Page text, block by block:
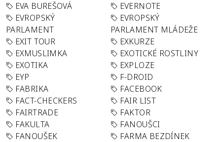
EVA BUREŠOVÁ
EVERNOTE
EVROPSKÝ
PARLAMENT
EVROPSKÝ
PARLAMENT MLÁDEŽE
EXIT TOUR
EXKURZE
EXMUSLIMKA
EXOTICKÉ ROSTLINY
EXOTIKA
EXPLOZE
EYP
F-DROID
FABRIKA
FACEBOOK
FACT-CHECKERS
FAIR LIST
FAIRTRADE
FAKTOR
FAKULTA
FANOUŠCI
FANOUŠEK
FARMA BEZDÍNEK